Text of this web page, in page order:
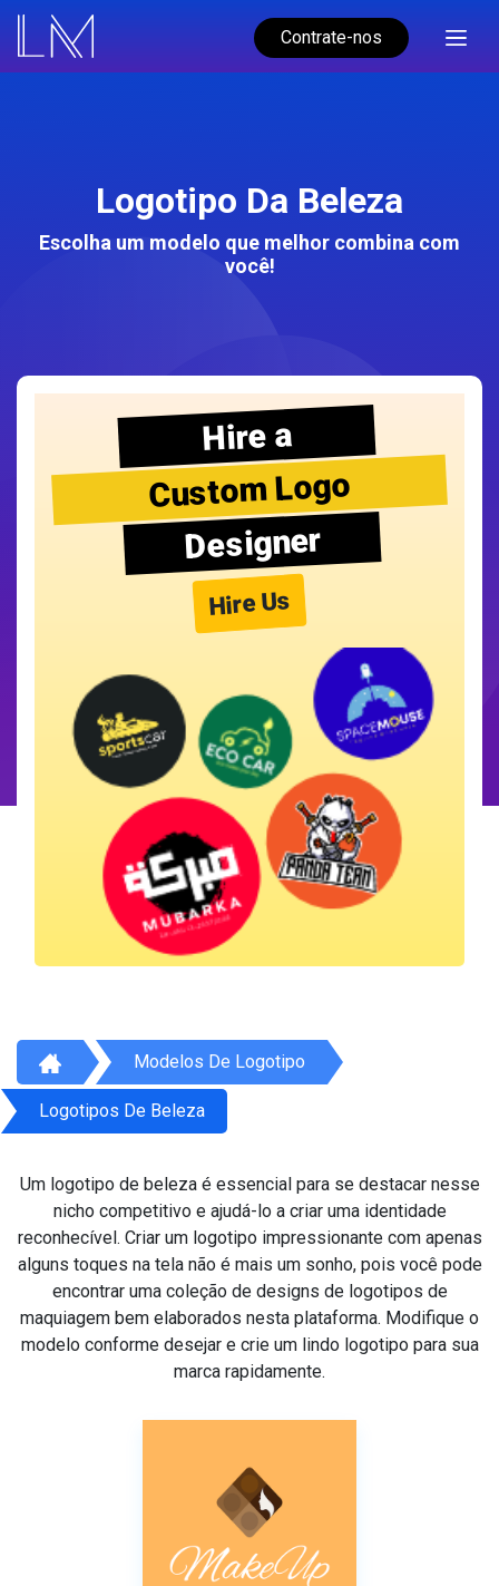
Contrate-nos
Logotipo Da Beleza
Escolha um modelo que melhor combina com
você!
Hire a
Custom Logo
Designer
Hire Us
Modelos De Logotipo
Logotipos De Beleza
Um logotipo de beleza é essencial para se destacar nesse
nicho competitivo e ajudá-lo a criar uma identidade
reconhecível. Criar um logotipo impressionante com apenas
alguns toques na tela não é mais um sonho, pois você pode
encontrar uma coleção de designs de logotipos de
maquiagem bem elaborados nesta plataforma. Modifique o
modelo conforme desejar e crie um lindo logotipo para sua
marca rapidamente.